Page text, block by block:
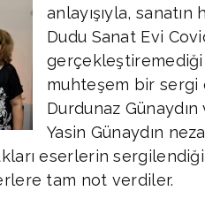
anlayışıyla,
Dudu Sanat Evi
gerçekleştiremediği
muhteşem bir sergi
Durdunaz
Yasin Günaydın
eserlerin sergilendiği
tam not verdiler.